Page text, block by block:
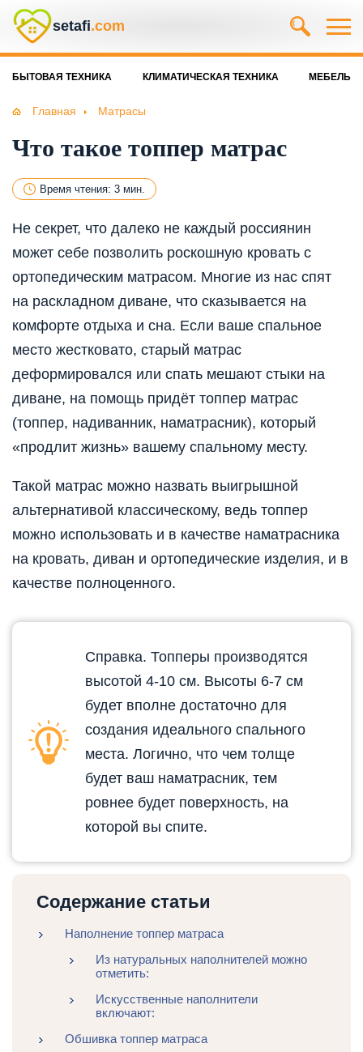
setafi.com
БЫТОВАЯ ТЕХНИКА КЛИМАТИЧЕСКАЯ ТЕХНИКА МЕБЕЛЬ
Главная Матрасы
Что такое топпер матрас
Время чтения: 3 мин.
Не секрет, что далеко не каждый россиянин
может себе позволить роскошную кровать с
ортопедическим матрасом. Многие из нас спят
на раскладном диване, что сказывается на
комфорте отдыха и сна. Если ваше спальное
место жестковато, старый матрас
деформировался или спать мешают стыки на
диване, на помощь придёт топпер матрас
(топпер, надиванник, наматрасник), который
«продлит жизнь» вашему спальному месту.
Такой матрас можно назвать выигрышной
альтернативой классическому, ведь топпер
можно использовать и в качестве наматрасника
на кровать, диван и ортопедические изделия, и в
качестве полноценного.
Справка. Топперы производятся
высотой 4-10 см. Высоты 6-7 см
будет вполне достаточно для
создания идеального спального
места. Логично, что чем толще
будет ваш наматрасник, тем
ровнее будет поверхность, на
которой вы спите.
Содержание статьи
Наполнение топпер матраса
Из натуральных наполнителей можно
отметить:
Искусственные наполнители
включают:
Обшивка топпер матраса